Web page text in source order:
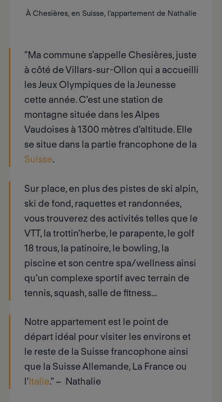
À Chesières, en Suisse, l'appartement de Nathalie
"Ma commune s'appelle Chesières, juste
à côté de Villars-sur-Ollon qui a accueilli
les Jeux Olympiques de la Jeunesse
cette année. C'est une station de
montagne située dans les Alpes
Vaudoises à 1300 mètres d'altitude. Elle
se situe dans la partie francophone de la
Suisse.
Sur place, en plus des pistes de ski alpin,
ski de fond, raquettes et randonnées,
vous trouverez des activités telles que le
VTT, la trottin'herbe, le parapente, le golf
18 trous, la patinoire, le bowling, la
piscine et son centre spa/wellness ainsi
qu'un complexe sportif avec terrain de
tennis, squash, salle de fitness...
Notre appartement est le point de
départ idéal pour visiter les environs et
le reste de la Suisse francophone ainsi
que la Suisse Allemande, La France ou
l'Italie." – Nathalie